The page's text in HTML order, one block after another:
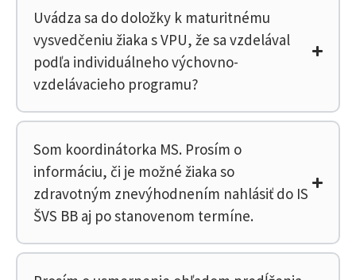
Uvádza sa do doložky k maturitnému
vysvedčeniu žiaka s VPU, že sa vzdelával
podľa individuálneho výchovno-
vzdelávacieho programu?
Som koordinátorka MS. Prosím o
informáciu, či je možné žiaka so
zdravotným znevýhodnením nahlásiť do IS
ŠVS BB aj po stanovenom termíne.